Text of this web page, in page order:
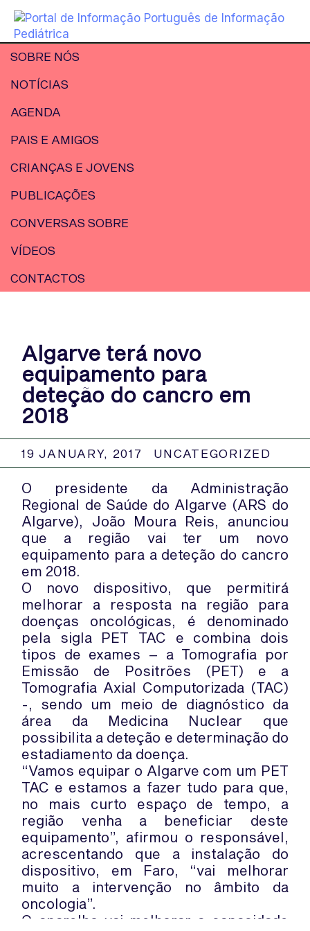
SOBRE NÓS
NOTÍCIAS
AGENDA
PAIS E AMIGOS
CRIANÇAS E JOVENS
PUBLICAÇÕES
CONVERSAS SOBRE
VÍDEOS
CONTACTOS
Algarve terá novo
equipamento para
deteção do cancro em
2018
19 JANUARY, 2017 UNCATEGORIZED
O presidente da Administração
Regional de Saúde do Algarve (ARS do
Algarve), João Moura Reis, anunciou
que a região vai ter um novo
equipamento para a deteção do cancro
em 2018.
O novo dispositivo, que permitirá
melhorar a resposta na região para
doenças oncológicas, é denominado
pela sigla PET TAC e combina dois
tipos de exames – a Tomografia por
Emissão de Positrões (PET) e a
Tomografia Axial Computorizada (TAC)
-, sendo um meio de diagnóstico da
área da Medicina Nuclear que
possibilita a deteção e determinação do
estadiamento da doença.
“Vamos equipar o Algarve com um PET
TAC e estamos a fazer tudo para que,
no mais curto espaço de tempo, a
região venha a beneficiar deste
equipamento”, afirmou o responsável,
acrescentando que a instalação do
dispositivo, em Faro, “vai melhorar
muito a intervenção no âmbito da
oncologia”.
O aparelho vai melhorar a capacidade